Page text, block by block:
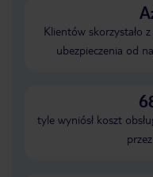
Klientów skorzystało
ubezpieczenia od
tyle wyniósł koszt